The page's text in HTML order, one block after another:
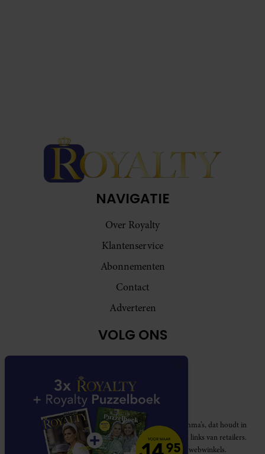
NAVIGATIE
Over Royalty
Klantenservice
Abonnementen
Contact
Adverteren
VOLG ONS
Royalty participeert in diverse affiliate marketing programma’s, dat houdt in
dat Royalty commissies ontvangt voor aankopen middels links van retailers.
Deze website wordt niet gesponsord door de genoemde webwinkels.